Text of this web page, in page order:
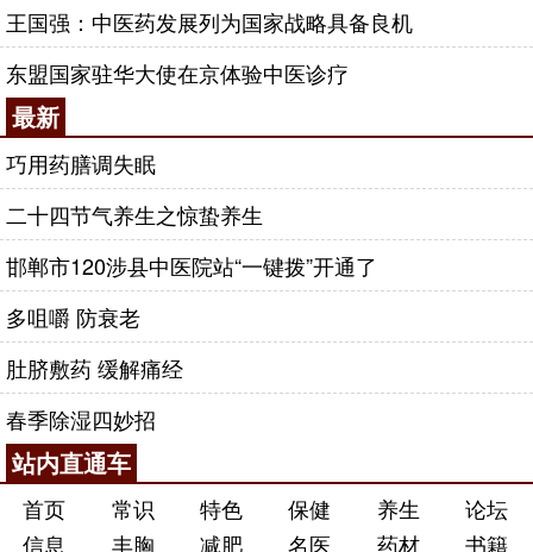
王国强：中医药发展列为国家战略具备良机
东盟国家驻华大使在京体验中医诊疗
最新
巧用药膳调失眠
二十四节气养生之惊蛰养生
邯郸市120涉县中医院站“一键拨”开通了
多咀嚼 防衰老
肚脐敷药 缓解痛经
春季除湿四妙招
站内直通车
首页 常识 特色 保健 养生
论坛
信息
丰胸 减肥 名医 药材 书籍